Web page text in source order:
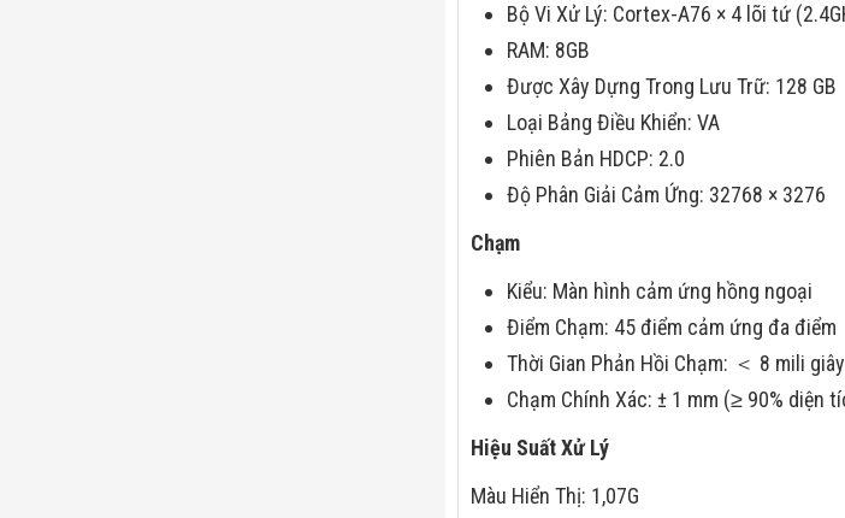
Bộ Vi Xử Lý: Cortex-A76 × 4 lõi tứ
RAM: 8GB
Được Xây Dựng Trong Lưu Trữ: 128 GB
Loại Bảng Điều Khiển: VA
Phiên Bản HDCP: 2.0
Độ Phân Giải Cảm Ứng: 32768 × 3276
Chạm
Kiểu: Màn hình cảm ứng hồng ngoại
Điểm Chạm: 45 điểm cảm ứng đa điểm
Thời Gian Phản Hồi Chạm: ＜ 8 mili giây
Chạm Chính Xác: ± 1 mm (≥ 90% diện
Hiệu Suất Xử Lý
Màu Hiển Thị: 1,07G